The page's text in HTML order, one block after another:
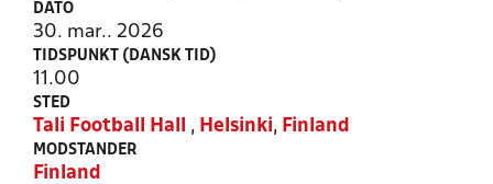
DATO
30. mar.. 2026
TIDSPUNKT (DANSK TID)
11.00
STED
Tali Football Hall , Helsinki, Finland
MODSTANDER
Finland